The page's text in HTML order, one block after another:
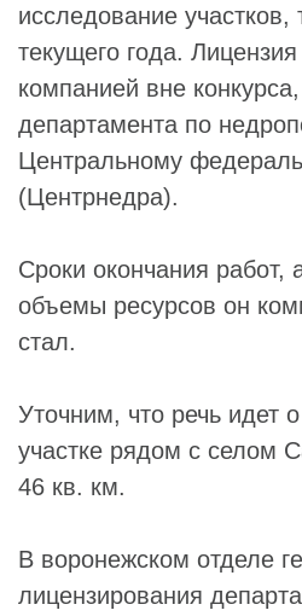
исследование участков,
текущего года.
компанией вне
департамента по
Центральному
(Центрнедра).
Сроки окончания работ,
объемы ресурсов он
стал.
Уточним, что речь идет
участке рядом с селом
46 кв. км.
В воронежском отделе
лицензирования